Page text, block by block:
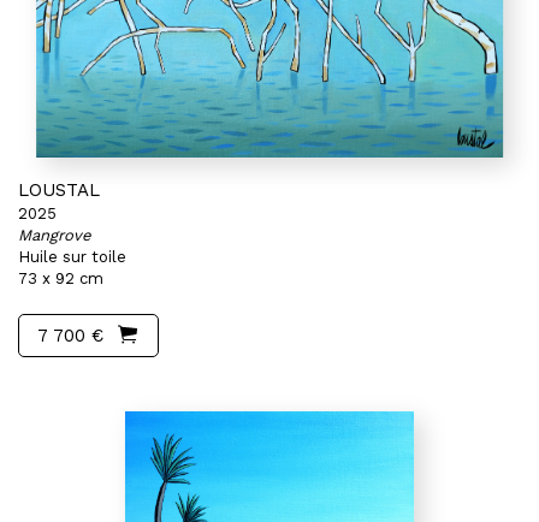
LOUSTAL
2025
Mangrove
Huile sur toile
73 x 92 cm
7 700 €